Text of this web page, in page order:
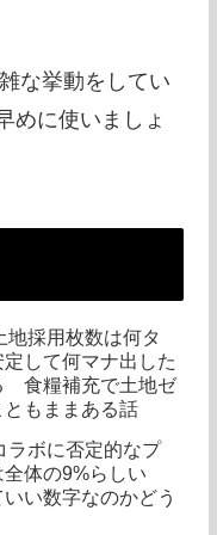
な挙動をしてい
に使いましょ
地採用枚数は何タ
して何マナ出した
食糧補充で土地ゼ
ともままある話
ラボに否定的なプ
全体の9%らしい
い数字なのかどう